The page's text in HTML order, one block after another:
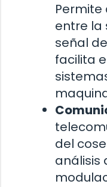
entre la
señal
facilita
del
análisis